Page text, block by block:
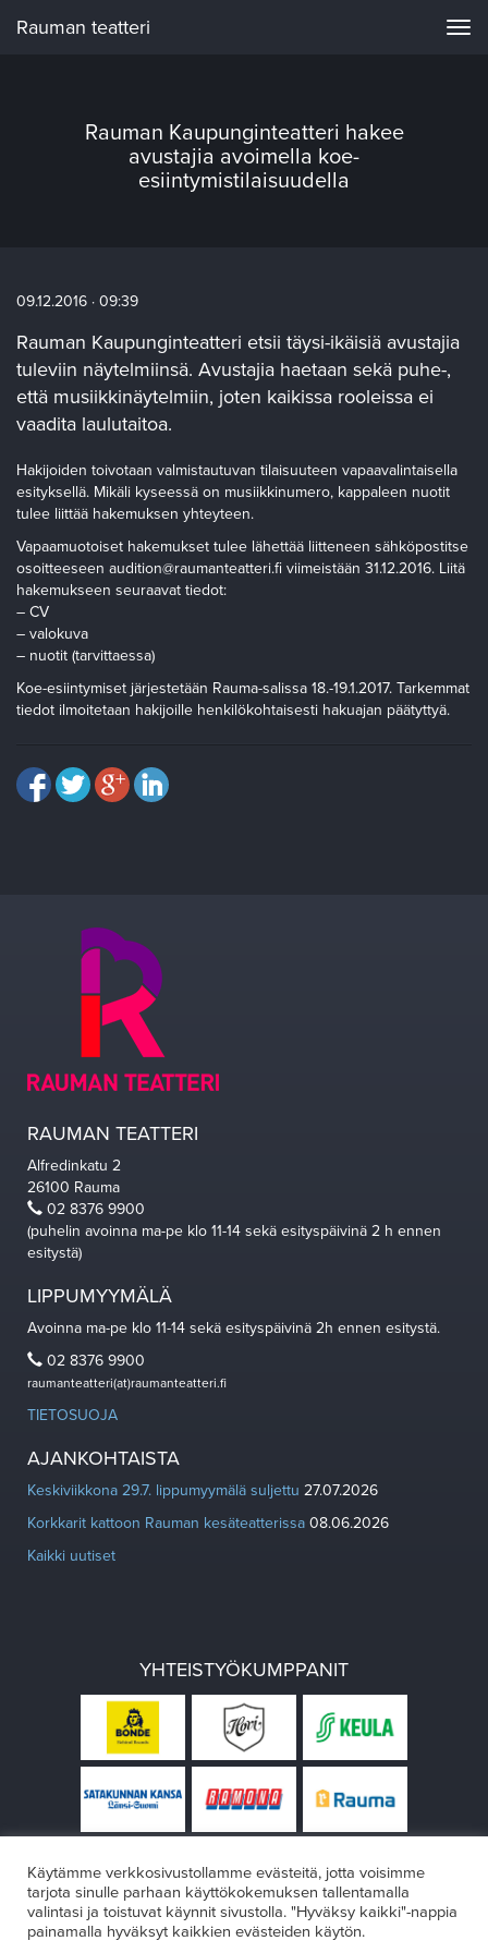
Rauman teatteri
Rauman Kaupunginteatteri hakee
avustajia avoimella koe-
esiintymistilaisuudella
09.12.2016 · 09:39
Rauman Kaupunginteatteri etsii täysi-ikäisiä avustajia
tuleviin näytelmiinsä. Avustajia haetaan sekä puhe-,
että musiikkinäytelmiin, joten kaikissa rooleissa ei
vaadita laulutaitoa.
Hakijoiden toivotaan valmistautuvan tilaisuuteen vapaavalintaisella
esityksellä. Mikäli kyseessä on musiikkinumero, kappaleen nuotit
tulee liittää hakemuksen yhteyteen.
Vapaamuotoiset hakemukset tulee lähettää liitteneen sähköpostitse
osoitteeseen audition@raumanteatteri.fi viimeistään 31.12.2016. Liitä
hakemukseen seuraavat tiedot:
– CV
– valokuva
– nuotit (tarvittaessa)
Koe-esiintymiset järjestetään Rauma-salissa 18.-19.1.2017. Tarkemmat
tiedot ilmoitetaan hakijoille henkilökohtaisesti hakuajan päätyttyä.
RAUMAN TEATTERI
Alfredinkatu 2
26100 Rauma
02 8376 9900
(puhelin avoinna ma-pe klo 11-14 sekä esityspäivinä 2 h ennen
esitystä)
LIPPUMYYMÄLÄ
Avoinna ma-pe klo 11-14 sekä esityspäivinä 2h ennen esitystä.
02 8376 9900
raumanteatteri(at)raumanteatteri.fi
TIETOSUOJA
AJANKOHTAISTA
Keskiviikkona 29.7. lippumyymälä suljettu 27.07.2026
Korkkarit kattoon Rauman kesäteatterissa 08.06.2026
Kaikki uutiset
YHTEISTYÖKUMPPANIT
Käytämme verkkosivustollamme evästeitä, jotta voisimme
tarjota sinulle parhaan käyttökokemuksen tallentamalla
valintasi ja toistuvat käynnit sivustolla. "Hyväksy kaikki"-nappia
painamalla hyväksyt kaikkien evästeiden käytön.